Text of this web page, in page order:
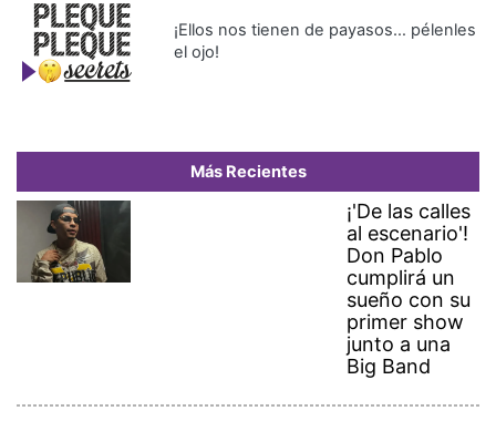
¡Ellos nos tienen de payasos… pélenles
el ojo!
Más Recientes
¡'De las calles
al escenario'!
Don Pablo
cumplirá un
sueño con su
primer show
junto a una
Big Band